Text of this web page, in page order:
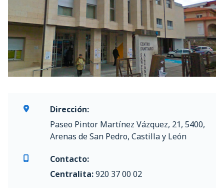
Dirección:
Paseo Pintor Martínez Vázquez, 21, 5400,
Arenas de San Pedro, Castilla y León
Contacto:
Centralita:920 37 00 02